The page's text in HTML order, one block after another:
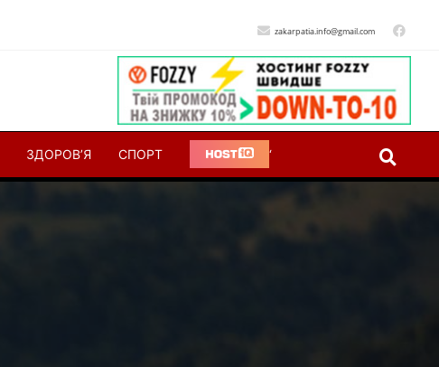
zakarpatia.info@gmail.com
ЗДОРОВ’Я СПОРТ ‘